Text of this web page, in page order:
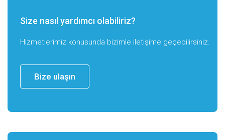
Size nasıl yardımcı olabiliriz?
Hizmetlerimiz konusunda bizimle iletişime geçebilirsiniz.
Bize ulaşın